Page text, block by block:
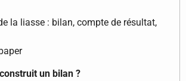
la liasse : bilan, compte de résultat,
un bilan ?